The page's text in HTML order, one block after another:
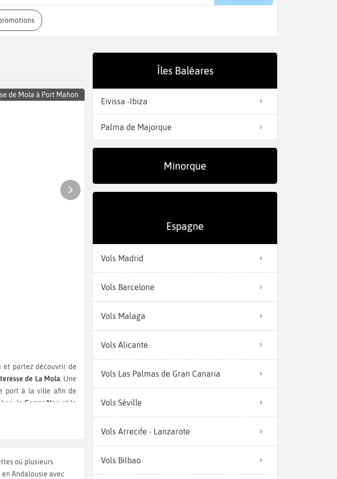
de Mola à Port Mahon
et partez découvrir de
de La Mola. Une
port à la ville afin de
la Carrer Nou et la
traversez la
connu pour être un
en Europe. Mahon
Esplanada, idéals pour
où plusieurs
Andalousie avec
Îles Baléares
Eivissa -Ibiza
Palma de Majorque
Minorque
Espagne
Vols Madrid
Vols Barcelone
Vols Malaga
Vols Alicante
Vols Las Palmas de Gran Canaria
Vols Séville
Vols Arrecife - Lanzarote
Vols Bilbao